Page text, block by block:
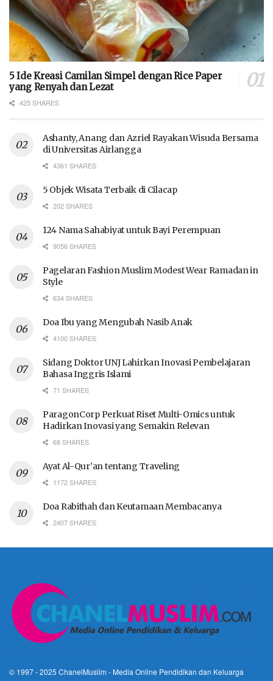
5 Ide Kreasi Camilan Simpel dengan Rice Paper
yang Renyah dan Lezat
425 SHARES
Ashanty, Anang dan Azriel Rayakan Wisuda Bersama
di Universitas Airlangga
4361 SHARES
5 Objek Wisata Terbaik di Cilacap
202 SHARES
124 Nama Sahabiyat untuk Bayi Perempuan
9056 SHARES
Pagelaran Fashion Muslim Modest Wear Ramadan in
Style
634 SHARES
Doa Ibu yang Mengubah Nasib Anak
4100 SHARES
Sidang Doktor UNJ Lahirkan Inovasi Pembelajaran
Bahasa Inggris Islami
71 SHARES
ParagonCorp Perkuat Riset Multi-Omics untuk
Hadirkan Inovasi yang Semakin Relevan
68 SHARES
Ayat Al-Qur’an tentang Traveling
1172 SHARES
Doa Rabithah dan Keutamaan Membacanya
2407 SHARES
© 1997 - 2025 ChanelMuslim - Media Online Pendidikan dan Keluarga